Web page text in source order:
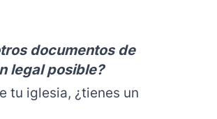
documentos de
legal posible?
tu iglesia, ¿tienes un